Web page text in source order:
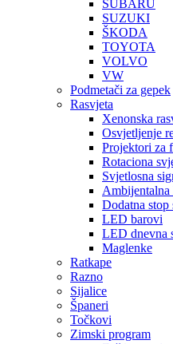
SUBARU
SUZUKI
ŠKODA
TOYOTA
VOLVO
VW
Podmetači za gepek
Rasvjeta
Xenonska
Osvjetljenje
Projektori za
Rotaciona
Svjetlosna
Ambijentalna
Dodatna stop
LED barovi
LED dnevna
Maglenke
Ratkape
Razno
Sijalice
Španeri
Točkovi
Zimski program